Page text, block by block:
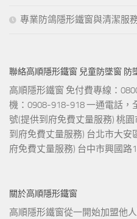
專業防鴿隱形鐵窗與清潔服
聯絡高順隱形鐵窗 兒童防墜窗 防
高順隱形鐵窗 免付費專線：
機：0908-918-918 一通電話，
號(提供到府免費丈量服務) 桃
到府免費丈量服務) 台北市大安
府免費丈量服務) 台中市興國路
關於高順隱形鐵窗
高順隱形鐵窗從一開始加盟他